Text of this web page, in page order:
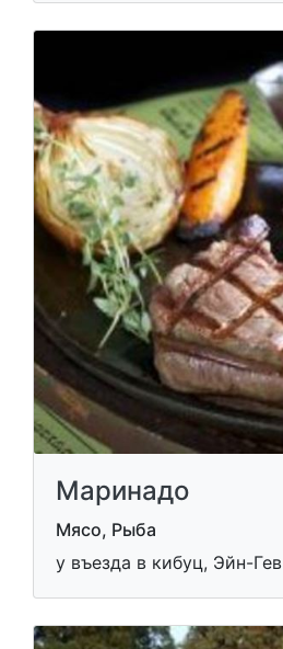
Маринадо
Мясо, Рыба
у въезда в кибуц, Эйн-Гев